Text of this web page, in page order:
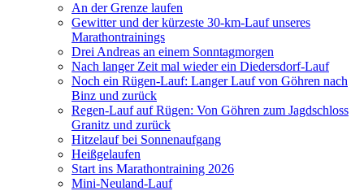
An der Grenze laufen
Gewitter und der kürzeste 30-km-Lauf unseres
Marathontrainings
Drei Andreas an einem Sonntagmorgen
Nach langer Zeit mal wieder ein Diedersdorf-Lauf
Noch ein Rügen-Lauf: Langer Lauf von Göhren nach
Binz und zurück
Regen-Lauf auf Rügen: Von Göhren zum Jagdschloss
Granitz und zurück
Hitzelauf bei Sonnenaufgang
Heißgelaufen
Start ins Marathontraining 2026
Mini-Neuland-Lauf